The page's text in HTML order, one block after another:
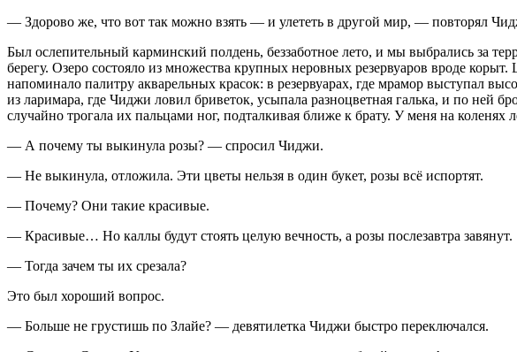
— Здорово же, что вот так можно взять — и улететь в другой мир, — повторял
Был ослепительный карминский полдень, беззаботное лето, и мы выбрались за
берегу. Озеро состояло из множества крупных неровных резервуаров вроде
напоминало палитру акварельных красок: в резервуарах, где мрамор выступал
из ларимара, где Чиджи ловил бриветок, усыпала разноцветная галька, и по ней
случайно трогала их пальцами ног, подталкивая ближе к брату. У меня на коленях
— А почему ты выкинула розы? — спросил Чиджи.
— Не выкинула, отложила. Эти цветы нельзя в один букет, розы всё испортят.
— Почему? Они такие красивые.
— Красивые… Но каллы будут стоять целую вечность, а розы послезавтра завянут.
— Тогда зачем ты их срезала?
Это был хороший вопрос.
— Больше не грустишь по Злайе? — девятилетка Чиджи быстро переключался.